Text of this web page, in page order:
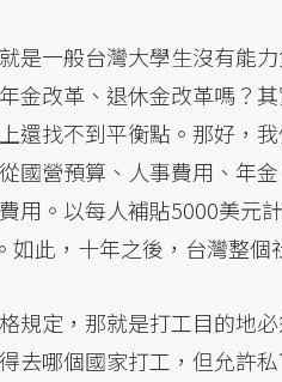
是一般台灣大學生沒有能
金改革、退休金改革嗎？
還找不到平衡點。那好，
國營預算、人事費用、年
用。以每人補貼5000美元
如此，十年之後，台灣整
規定，那就是打工目的地
去哪個國家打工，但允許